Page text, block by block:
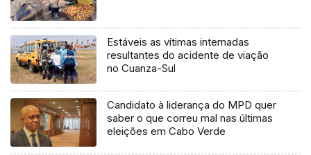
Estáveis as vítimas internadas
resultantes do acidente de viação
no Cuanza-Sul
Candidato à liderança do MPD quer
saber o que correu mal nas últimas
eleições em Cabo Verde